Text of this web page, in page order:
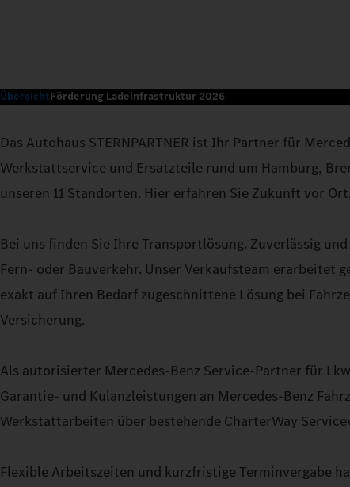
ÜbersichtFörderung Ladeinfrastruktur 2026
Das Autohaus STERNPARTNER ist Ihr Partner für
Werkstattservice und Ersatzteile rund um Hamburg,
unseren 11 Standorten. Hier erfahren Sie Zukunft vor Ort.
Bei uns finden Sie Ihre Transportlösung. Zuverlässig
Fern- oder Bauverkehr. Unser Verkaufsteam erarbeitet
exakt auf Ihren Bedarf zugeschnittene Lösung bei
Versicherung.
Als autorisierter Mercedes-Benz Service-Partner für
Garantie- und Kulanzleistungen an Mercedes-Benz
Werkstattarbeiten über bestehende CharterWay
Flexible Arbeitszeiten und kurzfristige Terminvergabe